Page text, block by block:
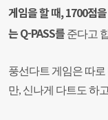
게임을 할 때, 1700점
는 Q-PASS를 준다고
풍선다트 게임은 따로
만, 신나게 다트도 하